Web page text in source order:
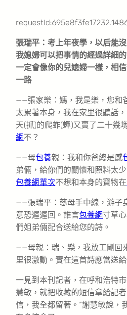
張瑞平：考上年夜學，以后能
我媳婦可以把事情的經過詳細
一定會像你的兒媳婦一樣，相
一路
——張家樂：媽，我是樂，您和
太累著本身，我在家里很聽話，
天(抓)的爬蚱(蟬)又賣了二十幾
網不？
——母包養親：我和你爸總是感
弟倆，給你們的關懷和照料太
包養網單次不想和本身的寶物在
——張瑞平：慈母手中線，游子
意恐遲遲回。誰言包養網寸草
們姐弟倆配合送給您的詩。
——母親：瑞、樂，我放工剛回
里很激動。實在這首詩應當送
一見到本刊記者，在呼和浩特
慧敏，就把收藏的短信拿給記
信，我全都留著。”謝慧敏說，